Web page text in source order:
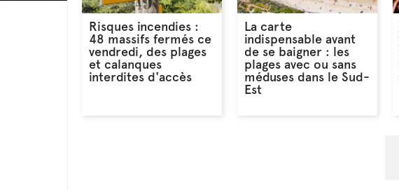
Risques incendies :
48 massifs fermés ce
vendredi, des plages
et calanques
interdites d'accès
La carte
indispensable avant
de se baigner : les
plages avec ou sans
méduses dans le Sud-
Est